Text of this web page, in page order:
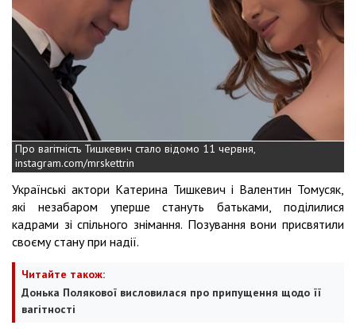
Про вагітність Тишкевич стало відомо 11 червня,
instagram.com/mrskettrin
Українські актори Катерина Тишкевич і Валентин Томусяк,
які незабаром уперше стануть батьками, поділилися
кадрами зі спільного знімання. Позування вони присвятили
своєму стану при надії.
Читайте також:
Донька Полякової висловилася про припущення щодо її
вагітності